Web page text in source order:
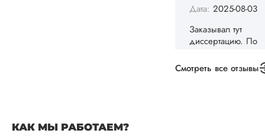
Дата: 2025-08-03
Заказывал тут
диссертацию. По
конечно, для меня
внушительно, но
Смотреть все отзывы
КАК МЫ РАБОТАЕМ?